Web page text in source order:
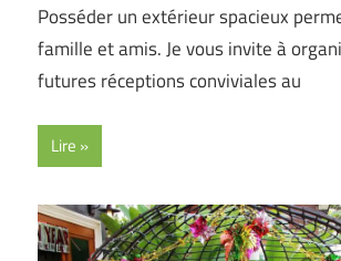
Posséder un extérieur spacieux
famille et amis. Je vous invite à
futures réceptions conviviales au
Lire